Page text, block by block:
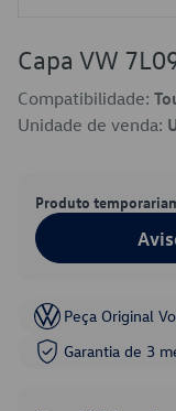
Capa VW
Compatibilidade:
Unidade de venda:
Produto
Peça Original
Garantia de 3